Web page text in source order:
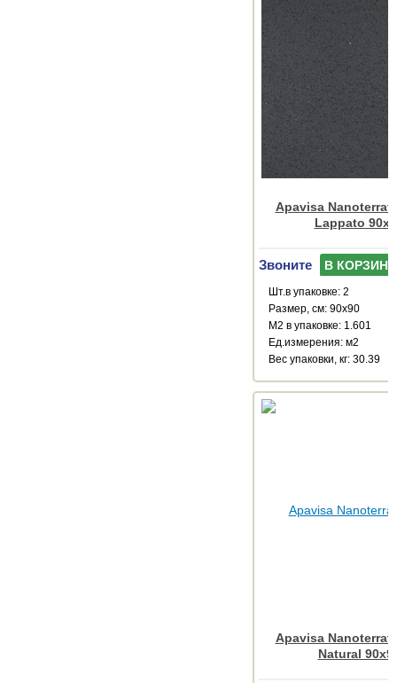
Apavisa
Lappato
Звоните В КОРЗИНУ
Шт.в упаковке: 2
Размер, см: 90x90
М2 в упаковке: 1.601
Ед.измерения: м2
Веc упаковки, кг: 30.39
Apavisa
Natural